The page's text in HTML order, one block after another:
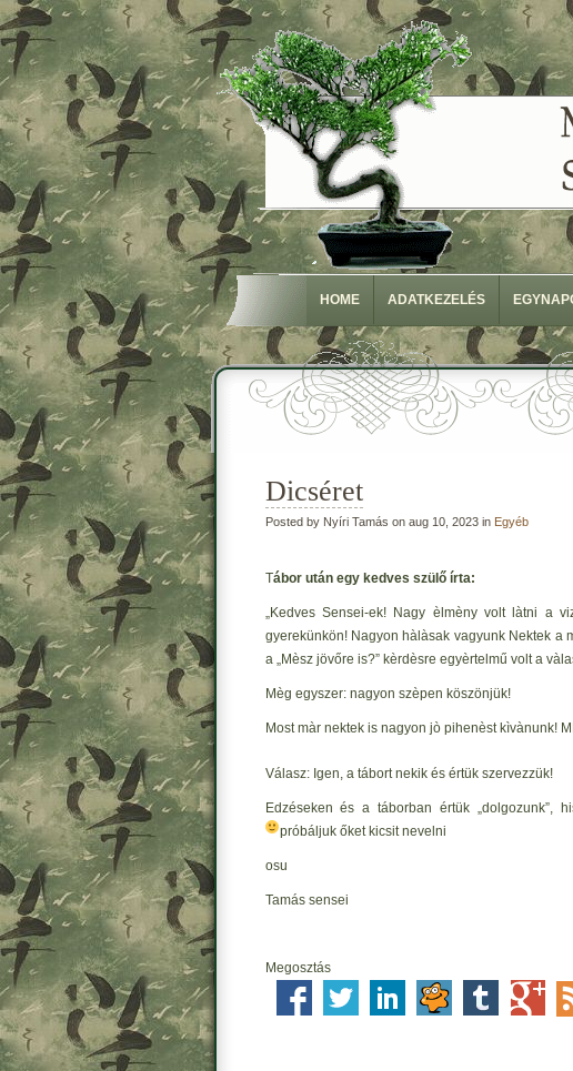
HOME ADATKEZELÉS
Dicséret
Posted by Nyíri Tamás on aug 10, 2023 in Egyéb
Tábor után egy kedves szülő írta:
„Kedves Sensei-ek! Nagy èlmèny volt làtni a
gyerekünkön! Nagyon hàlàsak vagyunk Nektek a
a „Mèsz jövőre is?” kèrdèsre egyèrtelmű volt a
Mèg egyszer: nagyon szèpen köszönjük!
Most màr nektek is nagyon jò pihenèst kìvànunk!
Válasz: Igen, a tábort nekik és értük szervezzük!
Edzéseken és a táborban értük „dolgozunk”,
próbáljuk őket kicsit nevelni
osu
Tamás sensei
Megosztás